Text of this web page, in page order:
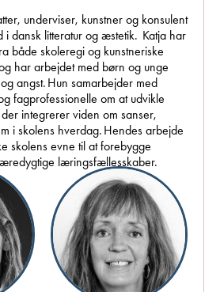
underviser, kunstner og konsulent
i dansk litteratur og æstetik. Katja har
både skoleregi og kunstneriske
har arbejdet med børn og unge
angst. Hun samarbejder med
fagprofessionelle om at udvikle
integrerer viden om sanser,
i skolens hverdag. Hendes arbejde
skolens evne til at forebygge
læringsfællesskaber.